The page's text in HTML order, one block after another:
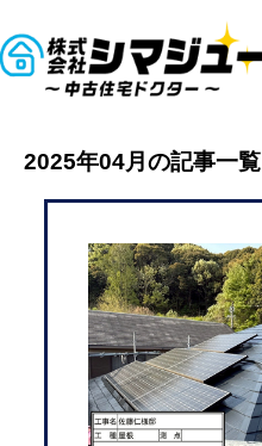
2025年04月の記事一覧